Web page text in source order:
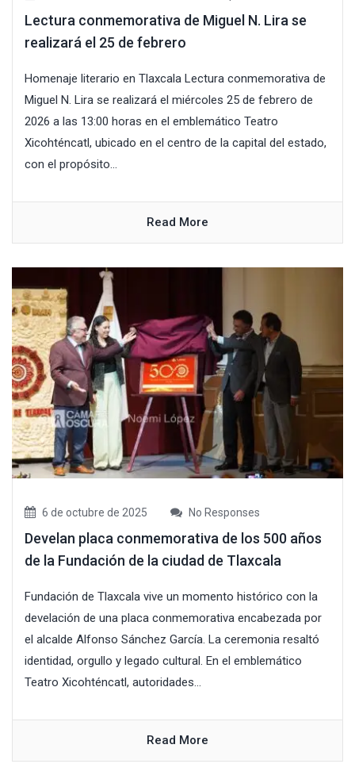
Lectura conmemorativa de Miguel N. Lira se
realizará el 25 de febrero
Homenaje literario en Tlaxcala Lectura conmemorativa de
Miguel N. Lira se realizará el miércoles 25 de febrero de
2026 a las 13:00 horas en el emblemático Teatro
Xicohténcatl, ubicado en el centro de la capital del estado,
con el propósito...
Read More
6 de octubre de 2025 No Responses
Develan placa conmemorativa de los 500 años
de la Fundación de la ciudad de Tlaxcala
Fundación de Tlaxcala vive un momento histórico con la
develación de una placa conmemorativa encabezada por
el alcalde Alfonso Sánchez García. La ceremonia resaltó
identidad, orgullo y legado cultural. En el emblemático
Teatro Xicohténcatl, autoridades...
Read More